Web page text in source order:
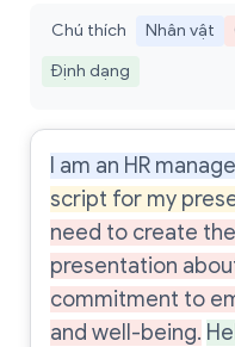
Chú thích Nhân vật
Định dạng
I am an HR
script for my
need to create
presentation
commitment to
and well-being.